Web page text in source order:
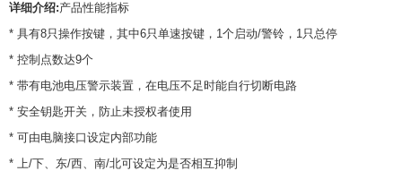
详细介绍:产品性能指标
* 具有8只操作按键，其中6只单速按键，1个启动/警铃，1只总停
* 控制点数达9个
* 带有电池电压警示装置，在电压不足时能自行切断电路
* 安全钥匙开关，防止未授权者使用
* 可由电脑接口设定内部功能
* 上/下、东/西、南/北可设定为是否相互抑制